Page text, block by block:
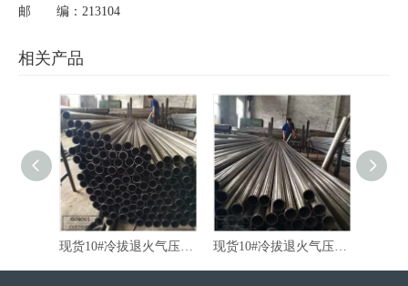
邮 编：213104
相关产品
现货10#冷拔退火气压棒精密无缝管 现货10#冷拔退火气压棒无缝管